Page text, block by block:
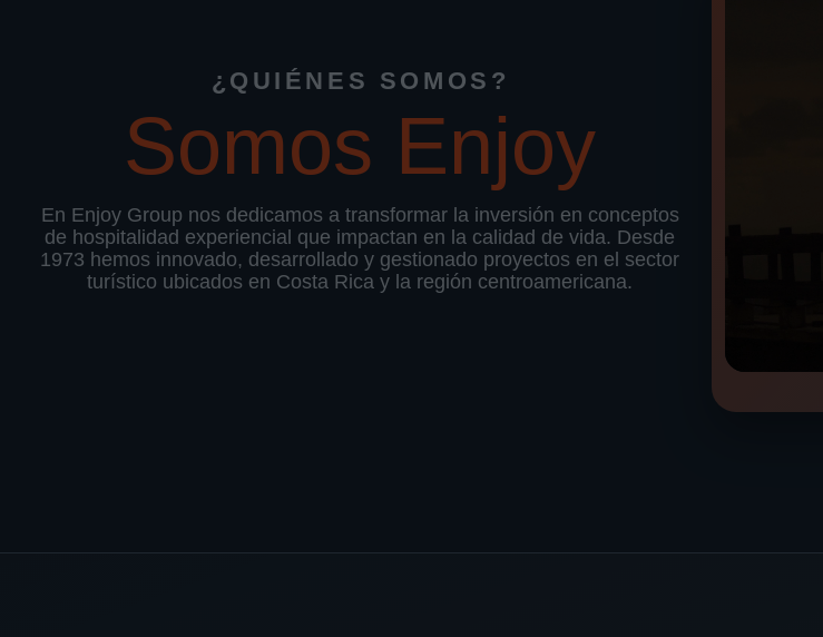
¿QUIÉNES SOMOS?
Somos Enjoy
En Enjoy Group nos dedicamos a transformar la inversión en conceptos
de hospitalidad experiencial que impactan en la calidad de vida. Desde
1973 hemos innovado, desarrollado y gestionado proyectos en el sector
turístico ubicados en Costa Rica y la región centroamericana.